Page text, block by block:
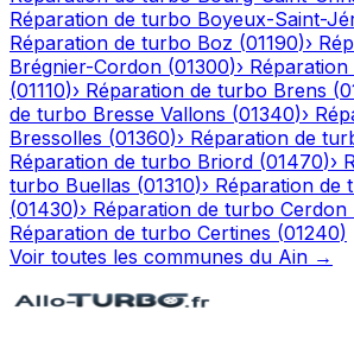
Réparation de turbo Boyeux-Saint-
Réparation de turbo Boz (01190)›
Brégnier-Cordon (01300)›
(01110)› Réparation de turbo Brens (
de turbo Bresse Vallons (01340)›
Bressolles (01360)› Réparation de
Réparation de turbo Briord (01470)›
turbo Buellas (01310)› Réparation de
(01430)› Réparation de turbo Cerdon
Réparation de turbo Certines (01240)
Voir toutes les communes du Ain →